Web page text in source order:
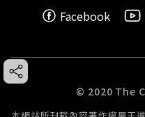
Facebook
© 2020 The